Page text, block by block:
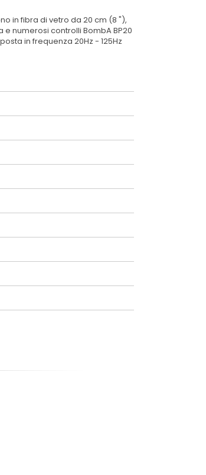
in fibra di vetro da 20 cm (8 "),
numerosi controlli BombA BP20
in frequenza 20Hz - 125Hz